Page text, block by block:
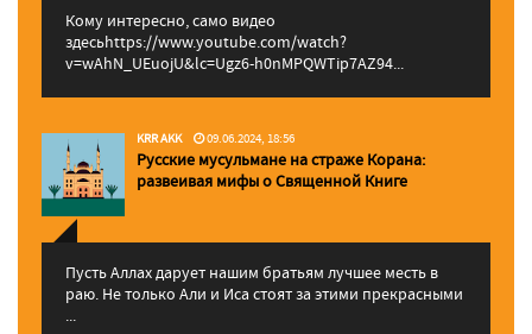
Кому интересно, само видео
здесьhttps://www.youtube.com/watch?
v=wAhN_UEuojU&lc=Ugz6-h0nMPQWTip7AZ94...
KRR AKK 09.06.2024, 18:56
Русские мусульмане на страже Корана:
pазвеивая мифы о Священной Книге
Пусть Аллах дарует нашим братьям лучшее месть в
раю. Не только Али и Иса стоят за этими прекрасными
...